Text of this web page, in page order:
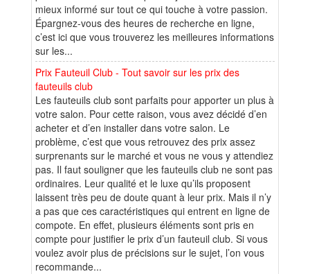
mieux informé sur tout ce qui touche à votre passion.
Épargnez-vous des heures de recherche en ligne,
c’est ici que vous trouverez les meilleures informations
sur les...
Prix Fauteuil Club - Tout savoir sur les prix des
fauteuils club
Les fauteuils club sont parfaits pour apporter un plus à
votre salon. Pour cette raison, vous avez décidé d’en
acheter et d’en installer dans votre salon. Le
problème, c’est que vous retrouvez des prix assez
surprenants sur le marché et vous ne vous y attendiez
pas. Il faut souligner que les fauteuils club ne sont pas
ordinaires. Leur qualité et le luxe qu’ils proposent
laissent très peu de doute quant à leur prix. Mais il n’y
a pas que ces caractéristiques qui entrent en ligne de
compote. En effet, plusieurs éléments sont pris en
compte pour justifier le prix d’un fauteuil club. Si vous
voulez avoir plus de précisions sur le sujet, l’on vous
recommande...